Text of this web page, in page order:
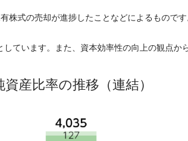
式の売却が進捗したことなどによるもので
います。また、資本効率性の向上の観
産比率の推移（連結）